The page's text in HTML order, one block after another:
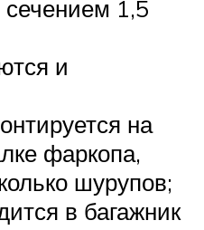
1,5
и
на
фаркопа,
шурупов;
в багажник